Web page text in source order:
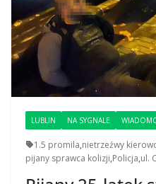
LUBLIN NA SYGNALE
1.5 promila,nietrzeźwy
pijany sprawca kolizji,Policja,ul.